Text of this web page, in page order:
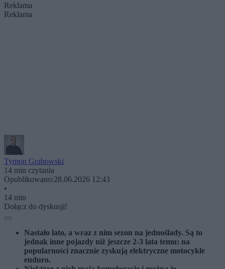
Reklama
Reklama
Tymon Grabowski
14 min czytania
Opublikowano:28.06.2026 12:43
•
14 min
Dołącz do dyskusji!
Nastało lato, a wraz z nim sezon na jednoślady. Są to
jednak inne pojazdy niż jeszcze 2-3 lata temu: na
popularności znacznie zyskują elektryczne motocykle
enduro.